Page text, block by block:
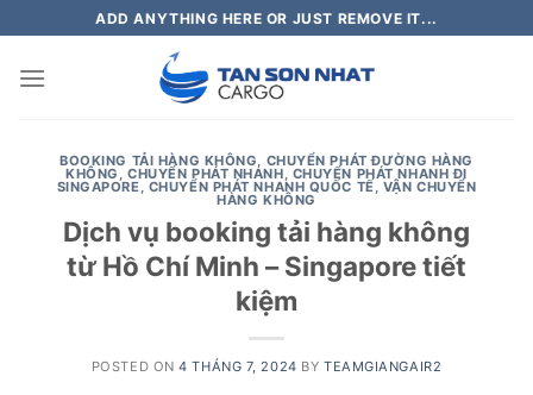
to
content
ADD ANYTHING HERE OR JUST REMOVE IT...
BOOKING TẢI HÀNG KHÔNG, CHUYỂN PHÁT ĐƯỜNG HÀNG
KHÔNG ,CHUYỂN PHÁT NHANH, CHUYỂN PHÁT NHANH ĐI
SINGAPORE, CHUYỂN PHÁT NHANH QUỐC TẾ, VẬN CHUYỂN
HÀNG KHÔNG
Dịch vụ booking tải hàng không
từ Hồ Chí Minh – Singapore tiết
kiệm
POSTED ON4 THÁNG 7, 2024 BY TEAMGIANGAIR2